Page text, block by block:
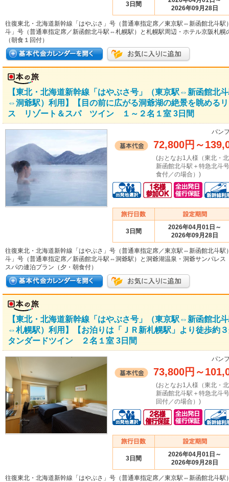
3日間
2026年09月28日
往復東北・北海道新幹線「はやぶさ」号（普通車指定席／東京駅⇔新函館北斗駅
斗」号（普通車指定席／新函館北斗駅⇔札幌駅）と札幌駅周辺・ホテル京阪札幌
（朝食１回付）
【東北・北海道新幹線「はやぶさ号」（東京駅⇔新函館北
⇔洞爺駅）利用】【目の前に広がる洞爺湖の絶景を眺める
ス リゾート＆スパ ツイン １～２名１室 3日間
パン
72,800円 ～
(おとなお1人様（東北・
新函館北斗駅＋特急北斗
食付／の場合）)
3日間
2026年04月01日～
2026年09月28日
往復東北・北海道新幹線「はやぶさ」号（普通車指定席／東京駅⇔新函館北斗駅
斗」号（普通車指定席／新函館北斗駅⇔洞爺駅）と洞爺湖温泉・洞爺サンパレ
スパの連泊プラン（夕・朝食付）
【東北・北海道新幹線「はやぶさ号」（東京駅⇔新函館北
⇔札幌駅）利用】【お泊りは「ＪＲ新札幌駅」より徒歩約
タンダードツイン ２名１室 3日間
パン
73,800円 ～
(おとなお1人様（東北・
新函館北斗駅＋特急北斗
回付／の場合）)
3日間
2026年04月01日～
2026年09月28日
往復東北・北海道新幹線「はやぶさ」号（普通車指定席／東京駅⇔新函館北斗駅